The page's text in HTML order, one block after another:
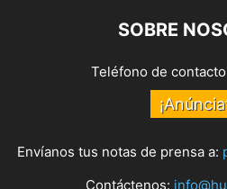
SOBRE
Teléfono de
Envíanos tus notas de prensa a:
Contáctenos: